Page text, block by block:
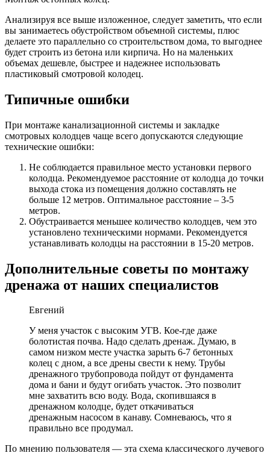
Анализируя все выше изложенное, следует заметить, что если
вы занимаетесь обустройством объемной системы, плюс
делаете это параллельно со строительством дома, то выгоднее
будет строить из бетона или кирпича. Но на маленьких
объемах дешевле, быстрее и надежнее использовать
пластиковый смотровой колодец.
Типичные ошибки
При монтаже канализационной системы и закладке
смотровых колодцев чаще всего допускаются следующие
технические ошибки:
Не соблюдается правильное место установки первого
колодца. Рекомендуемое расстояние от колодца до точки
выхода стока из помещения должно составлять не
больше 12 метров. Оптимальное расстояние – 3-5
метров.
Обустраивается меньшее количество колодцев, чем это
установлено техническими нормами. Рекомендуется
устанавливать колодцы на расстоянии в 15-20 метров.
Дополнительные советы по монтажу
дренажа от наших специалистов
Евгений
У меня участок с высоким УГВ. Кое-где даже
болотистая почва. Надо сделать дренаж. Думаю, в
самом низком месте участка зарыть 6-7 бетонных
колец с дном, а все дрены свести к нему. Трубы
дренажного трубопровода пойдут от фундамента
дома и бани и будут огибать участок. Это позволит
мне захватить всю воду. Вода, скопившаяся в
дренажном колодце, будет откачиваться
дренажным насосом в канаву. Сомневаюсь, что я
правильно все продумал.
По мнению пользователя — эта схема классического лучевого